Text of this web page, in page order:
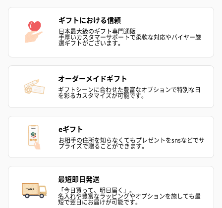
プリザーブドフラワー
ブーケ（ピンク）
ブーケ（ブルー）
（2,580円）
アミュレット
ク）（1,500円
ぬいぐるみ
愛らしいぬいぐるみを同梱してお届けします。
誕生日・記念日・出産祝いなどのシーンにおすすめです。
ギフトにおける信頼
日本最大級のギフト専門通販
手厚いカスタマーサポートで柔軟な対応やバイヤー厳
選ギフトがございます。
オーダーメイドギフト
ギフトシーンに合わせた豊富なオプションで特別な日
を彩るカスタマイズが可能です。
eギフト
お相手の住所を知らなくてもプレゼントをsnsなどでサ
プライズで贈ることができます。
最短即日発送
「今日買って、明日届く」。
名入れや豊富なラッピングやオプションを施しても最
短で翌日にお届けが可能です。